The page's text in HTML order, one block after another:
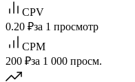
CPV
0.20 ₽за 1 просмотр
CPM
200 ₽за 1 000 просм.